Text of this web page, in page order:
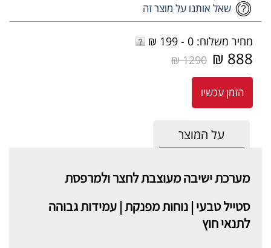
שאל אותנו על מוצר זה
מחיר משלוח: 0 - 199 ₪
888 ₪
1290 ₪
הזמן עכשיו
על המוצר
מערכת ישיבה מעוצבת לחצר ולמרפסת
סטייל טבעי | נוחות מפנקת | עמידות גבוהה
לתנאי חוץ